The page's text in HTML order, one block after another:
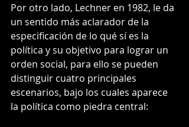
Por otro lado, Lechner en 1982, le da
un sentido más aclarador de la
especificación de lo qué sí es la
política y su objetivo para lograr un
orden social, para ello se pueden
distinguir cuatro principales
escenarios, bajo los cuales aparece
la política como piedra central: